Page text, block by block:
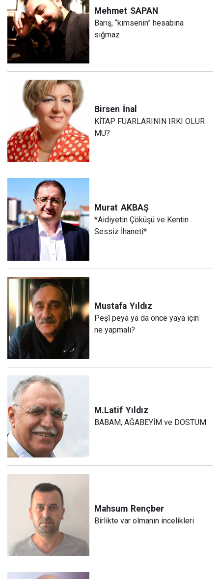
Mehmet SAPAN
Barış, “kimsenin” hesabına
sığmaz
Birsen İnal
KİTAP FUARLARININ IRKI OLUR
MU?
Murat AKBAŞ
*Aidiyetin Çöküşü ve Kentin
Sessiz İhaneti*
Mustafa Yıldız
Peşî peya ya da önce yaya için
ne yapmalı?
M.Latif Yıldız
BABAM, AĞABEYİM ve DOSTUM
Mahsum Rençber
Birlikte var olmanın incelikleri